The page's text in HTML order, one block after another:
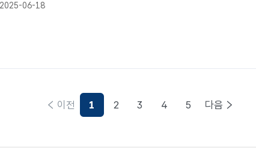
2025-06-18
이전 1 2 3 4 5 다음